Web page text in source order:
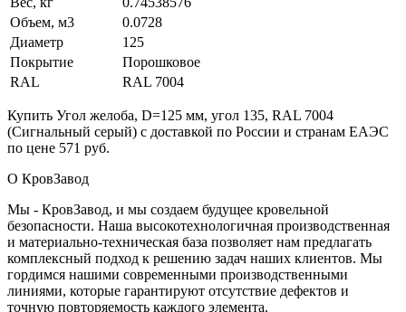
Объем, м3
0.0728
Диаметр
125
Покрытие
Порошковое
RAL
RAL 7004
Купить Угол желоба, D=125 мм, угол 135, RAL 7004
(Сигнальный серый) с доставкой по России и странам ЕАЭС
по цене 571 руб.
О КровЗавод
Мы - КровЗавод, и мы создаем будущее кровельной
безопасности. Наша высокотехнологичная производственная
и материально-техническая база позволяет нам предлагать
комплексный подход к решению задач наших клиентов. Мы
гордимся нашими современными производственными
линиями, которые гарантируют отсутствие дефектов и
точную повторяемость каждого элемента.